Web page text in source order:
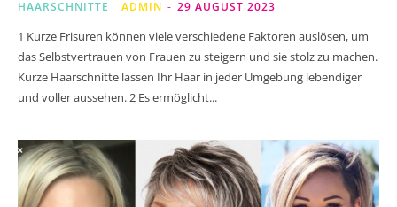
HAARSCHNITTE ADMIN - 29 AUGUST 2023
1 Kurze Frisuren können viele verschiedene Faktoren auslösen, um
das Selbstvertrauen von Frauen zu steigern und sie stolz zu machen.
Kurze Haarschnitte lassen Ihr Haar in jeder Umgebung lebendiger
und voller aussehen. 2 Es ermöglicht...